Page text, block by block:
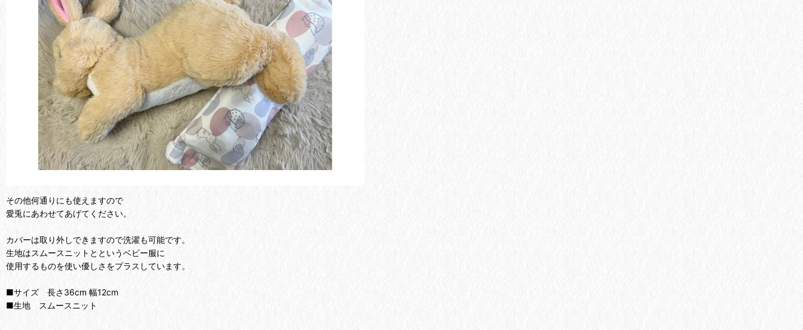
その他何通りにも使えますので
愛兎にあわせてあげてください。
カバーは取り外しできますので洗濯も可能です。
生地はスムースニットとというベビー服に
使用するものを使い優しさをプラスしています。
■サイズ 長さ36cm 幅12cm
■生地 スムースニット